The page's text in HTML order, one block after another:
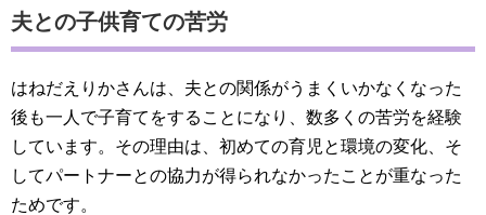
夫との子供育ての苦労
はねだえりかさんは、夫との関係がうまくいかなくなった
後も一人で子育てをすることになり、数多くの苦労を経験
しています。その理由は、初めての育児と環境の変化、そ
してパートナーとの協力が得られなかったことが重なった
ためです。